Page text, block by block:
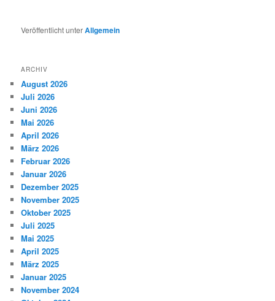
Veröffentlicht unterAllgemein
ARCHIV
August 2026
Juli 2026
Juni 2026
Mai 2026
April 2026
März 2026
Februar 2026
Januar 2026
Dezember 2025
November 2025
Oktober 2025
Juli 2025
Mai 2025
April 2025
März 2025
Januar 2025
November 2024